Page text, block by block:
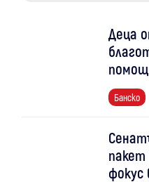
Деца
Банско
пакет
фокус